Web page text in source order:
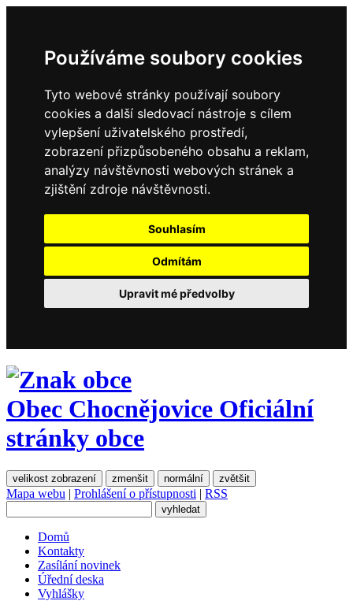
Používáme soubory cookies
Tyto webové stránky používají soubory
cookies a další sledovací nástroje s cílem
vylepšení uživatelského prostředí,
zobrazení přizpůsobeného obsahu a reklam,
analýzy návštěvnosti webových stránek a
zjištění zdroje návštěvnosti.
Souhlasím
Odmítám
Upravit mé předvolby
Obec Chocnějovice Oficiální
stránky obce
velikost zobrazení zmenšit normální zvětšit
Mapa webu | Prohlášení o přístupnosti | RSS
Domů
Kontakty
Zasílání novinek
Úřední deska
Vyhlášky